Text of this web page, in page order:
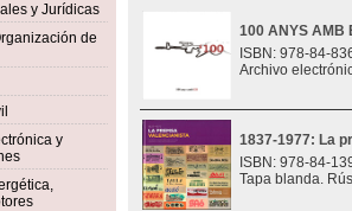
y Jurídicas
de
y
100 ANYS AMB
ISBN: 978-84-
Archivo
1837-1977: La
ISBN: 978-84-
Tapa blanda.